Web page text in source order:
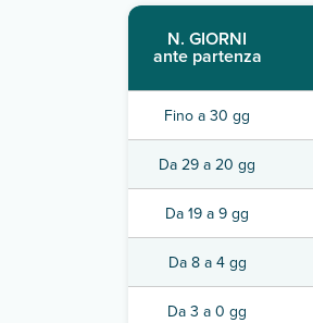
N. GIORNI
ante partenza
Fino a 30 gg
Da 29 a 20 gg
Da 19 a 9 gg
Da 8 a 4 gg
Da 3 a 0 gg